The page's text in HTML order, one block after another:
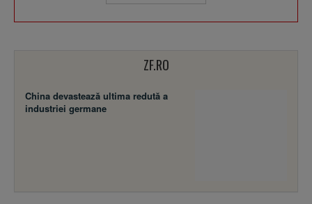
ZF.RO
China devastează ultima redută a
industriei germane